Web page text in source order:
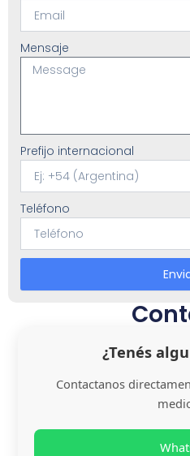
Mensaje
Prefijo internacional
Teléfono
¿Tenés
Contactanos